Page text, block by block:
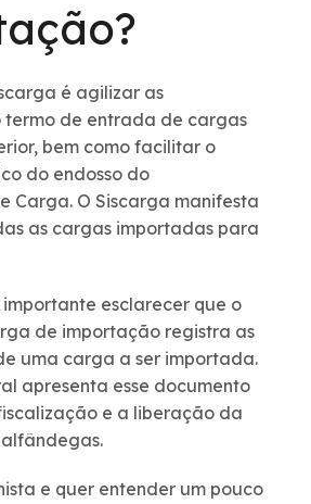
é agilizar as
termo de entrada de cargas
bem como facilitar o
do endosso do
Carga. O Siscarga manifesta
as cargas importadas para
importante esclarecer que o
de importação registra as
uma carga a ser importada.
apresenta esse documento
e a liberação da
e quer entender um pouco